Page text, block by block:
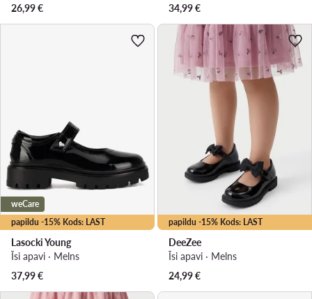
26,99€
34,99€
papildu -15% Kods: LAST
weCare
Lasocki Young
Īsi apavi · Melns
37,99€
papildu -15% Kods: LAST
DeeZee
Īsi apavi · Melns
24,99€